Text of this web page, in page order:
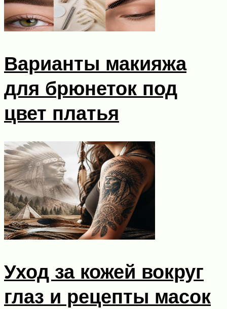
Варианты макияжа
для брюнеток под
цвет платья
Уход за кожей вокруг
глаз и рецепты масок